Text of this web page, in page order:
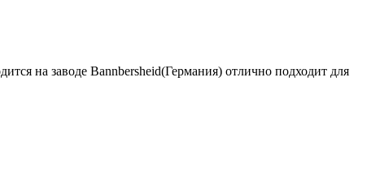
на заводе Bannbersheid(Германия) отлично подходит для